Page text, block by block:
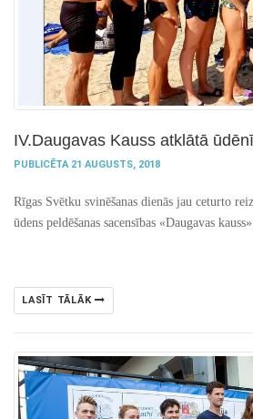
IV.Daugavas Kauss atklātā
PUBLICĒTA 21 AUGUSTS, 2018
Rīgas Svētku svinēšanas dienās jau ceturto
ūdens peldēšanas sacensības «Daugavas
LASĪT TĀLĀK